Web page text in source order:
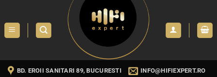
content
BD. EROII SANITARI 89, BUCURESTI INFO@HIFIEXPERT.RO